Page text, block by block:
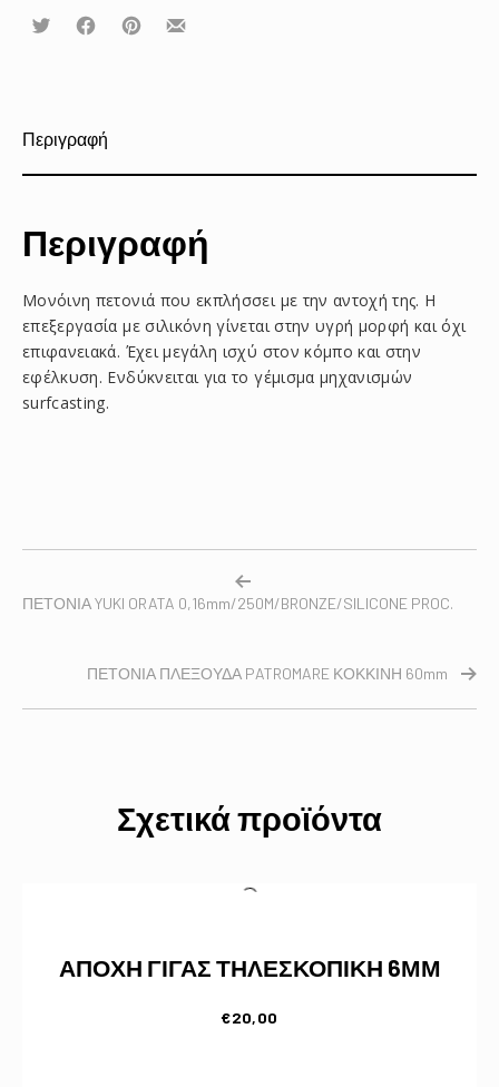
Τουίτα ΜοιραστείτεΜοιραστείτεΜοιραστείτε
Περιγραφή
Περιγραφή
Μονόινη πετονιά που εκπλήσσει με την αντοχή της. Η
επεξεργασία με σιλικόνη γίνεται στην υγρή μορφή και όχι
επιφανειακά. Έχει μεγάλη ισχύ στον κόμπο και στην
εφέλκυση. Ενδύκνειται για το γέμισμα μηχανισμών
surfcasting.
ΠΕΤΟΝΙΑ YUKI ORATA 0,16mm/250M/BRONZE/SILICONE PROC.
ΠΕΤΟΝΙΑ ΠΛΕΞΟΥΔΑ PATROMARE ΚΟΚΚΙΝΗ 60mm
Σχετικά προϊόντα
ΑΠΟΧΗ ΓΙΓΑΣ ΤΗΛΕΣΚΟΠΙΚΗ 6ΜΜ
€20,00